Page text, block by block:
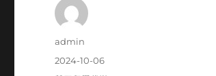
作
admin
發
2024-10-06